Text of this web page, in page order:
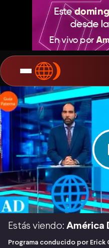
Estás viendo: América
Programa conducido por Erick